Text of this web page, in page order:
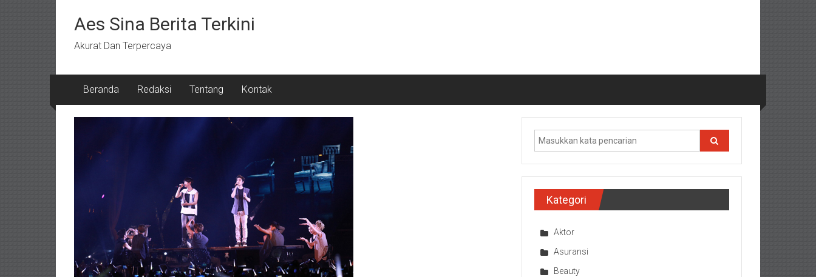
kontenAes Sina Berita Terkini
Akurat Dan Terpercaya
Beranda Redaksi Tentang Kontak
Kategori
Aktor
Asuransi
Beauty